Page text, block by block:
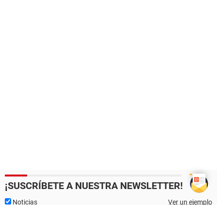
¡SUSCRÍBETE A NUESTRA NEWSLETTER!
Noticias Ver un ejemplo